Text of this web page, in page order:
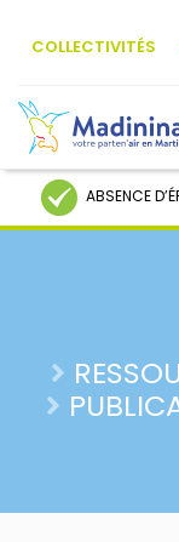
COLLECTIVITÉS
ABSENCE